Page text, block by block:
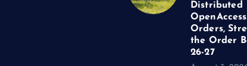
Distributed
Orders,
the Order
26-27